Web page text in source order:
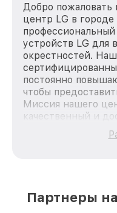
Добро
центр LG в
устройств LG для
окрестностей.
постоянно
чтобы
Миссия нашего
качественный и
каждого
зависимости от
Москве,
Партнеры